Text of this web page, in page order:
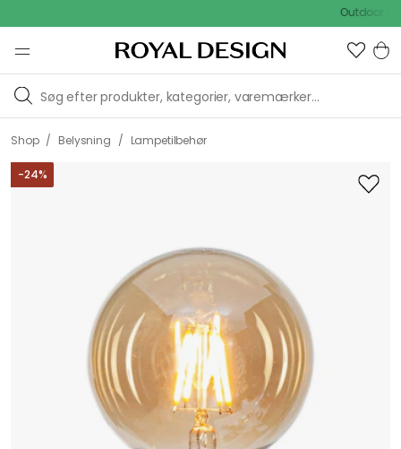
Outdoor Sale -
Shop / Belysning / Lampetilbehør
-24%